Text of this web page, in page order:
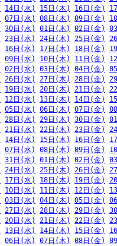
14日(水) 15日(木) 16日(金)
07日(水) 08日(木) 09日(金)
30日(水) 01日(木) 02日(金)
23日(水) 24日(木) 25日(金)
16日(水) 17日(木) 18日(金)
09日(水) 10日(木) 11日(金)
02日(水) 03日(木) 04日(金)
26日(水) 27日(木) 28日(金)
19日(水) 20日(木) 21日(金)
12日(水) 13日(木) 14日(金)
05日(水) 06日(木) 07日(金)
28日(水) 29日(木) 30日(金)
21日(水) 22日(木) 23日(金)
14日(水) 15日(木) 16日(金)
07日(水) 08日(木) 09日(金)
31日(水) 01日(木) 02日(金)
24日(水) 25日(木) 26日(金)
17日(水) 18日(木) 19日(金)
10日(水) 11日(木) 12日(金)
03日(水) 04日(木) 05日(金)
27日(水) 28日(木) 29日(金)
20日(水) 21日(木) 22日(金)
13日(水) 14日(木) 15日(金)
06日(水) 07日(木) 08日(金)